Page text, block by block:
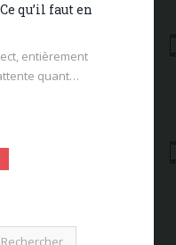
qu’il faut en
entièrement
quant…